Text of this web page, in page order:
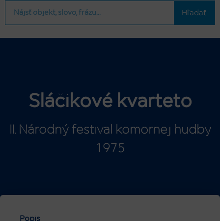
Hľadať
Sláčikové kvarteto
II. Národný festival komornej hudby
1975
Popis